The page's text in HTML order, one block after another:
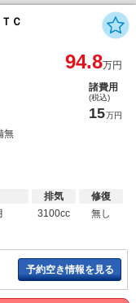
Ｃ
94.8万円
諸費用
(税込)
15万円
無
排気
3100cc
修復
無し
予約空き情報を見る